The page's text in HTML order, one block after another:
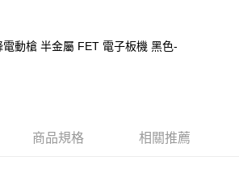
彰化商業銀行
遠東國際商業銀行
動槍 半金屬 FET 電子板機 黑色-
商品規格 相關推薦